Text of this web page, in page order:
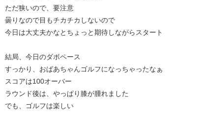
ただ狭いので、要注意
曇りなので目もチカチカしないので
今日は大丈夫かなとちょっと期待しながらスタート
結局、今日のダボペース
すっかり、おばあちゃんゴルフになっちゃったなぁ
スコアは100オーバー
ラウンド後は、やっぱり膝が腫れました
でも、ゴルフは楽しい